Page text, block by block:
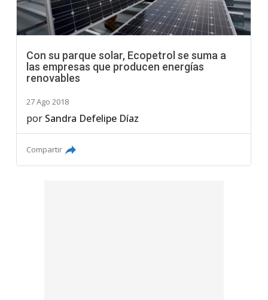
Con su parque solar, Ecopetrol se suma a
las empresas que producen energías
renovables
27 Ago 2018
por Sandra Defelipe Díaz
Compartir